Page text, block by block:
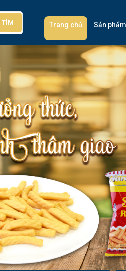
TÌM Trang chủ Sản phẩm